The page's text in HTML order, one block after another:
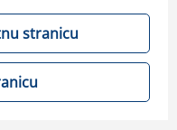
stranicu